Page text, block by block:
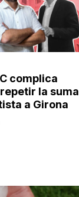
complica
la suma
a Girona